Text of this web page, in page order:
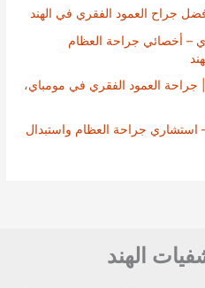
جراح العمود الفقري في الهند
– أخصائي جراحة العظام
العمود الفقري في مومباي،
استشاري جراحة العظام واستبدال
الهند